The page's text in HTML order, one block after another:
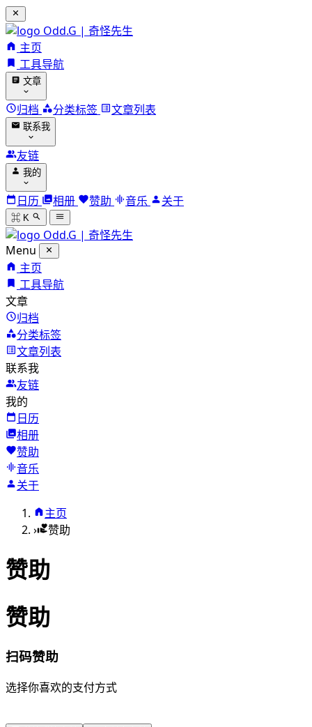
Odd.G | 奇怪先生
主页
工具导航
文章
归档 分类标签 文章列表
联系我
友链
我的
日历 相册 赞助 音乐 关于
⌘ K
Odd.G | 奇怪先生
Menu
主页
工具导航
文章
归档
分类标签
文章列表
联系我
友链
我的
日历
相册
赞助
音乐
关于
主页
›
赞助
赞助
赞助
扫码赞助
选择你喜欢的支付方式